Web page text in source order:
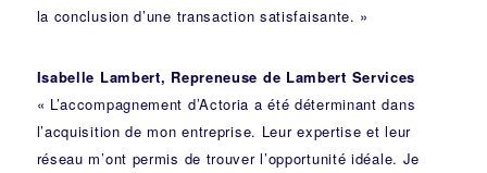
la conclusion d’une transaction satisfaisante. »
Isabelle Lambert, Repreneuse de Lambert Services
« L’accompagnement d’Actoria a été déterminant dans
l’acquisition de mon entreprise. Leur expertise et leur
réseau m’ont permis de trouver l’opportunité idéale. Je